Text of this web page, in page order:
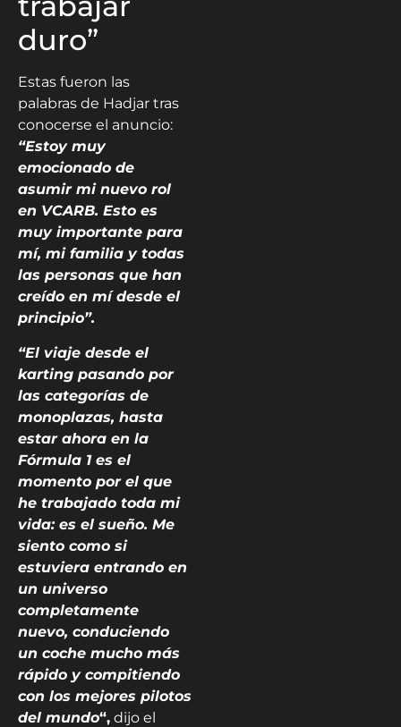
duro”
Estas fueron las
palabras de Hadjar tras
conocerse el anuncio:
“Estoy muy
emocionado de
asumir mi nuevo rol
en VCARB. Esto es
muy importante para
mí, mi familia y todas
las personas que han
creído en mí desde el
principio”.
“El viaje desde el
karting pasando por
las categorías de
monoplazas, hasta
estar ahora en la
Fórmula 1 es el
momento por el que
he trabajado toda mi
vida: es el sueño. Me
siento como si
estuviera entrando en
un universo
completamente
nuevo, conduciendo
un coche mucho más
rápido y compitiendo
con los mejores pilotos
del mundo“, dijo el